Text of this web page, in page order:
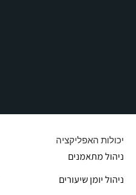
ניהול מתאמנים
ניהול יומן שיעורים
יכולות האפליקציה